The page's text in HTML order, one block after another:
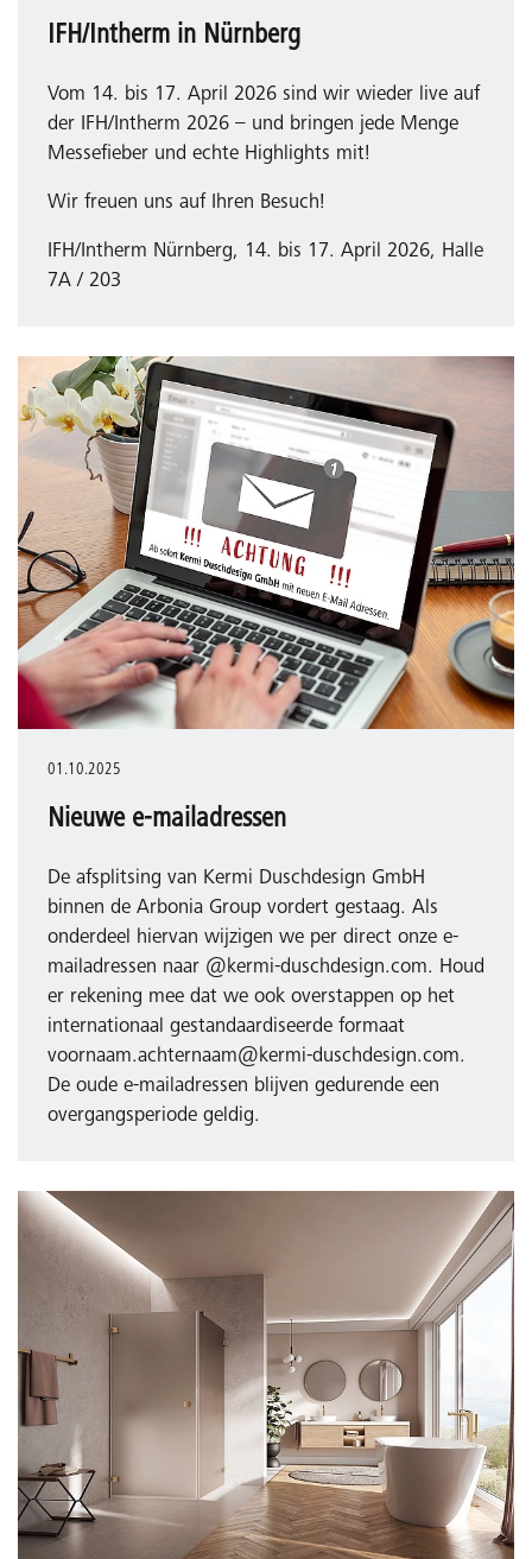
IFH/Intherm in Nürnberg
Vom 14. bis 17. April 2026 sind wir wieder live auf
der IFH/Intherm 2026 – und bringen jede Menge
Messefieber und echte Highlights mit!
Wir freuen uns auf Ihren Besuch!
IFH/Intherm Nürnberg, 14. bis 17. April 2026, Halle
7A / 203
01.10.2025
Nieuwe e-mailadressen
De afsplitsing van Kermi Duschdesign GmbH
binnen de Arbonia Group vordert gestaag. Als
onderdeel hiervan wijzigen we per direct onze e-
mailadressen naar @kermi-duschdesign.com. Houd
er rekening mee dat we ook overstappen op het
internationaal gestandaardiseerde formaat
voornaam.achternaam@kermi-duschdesign.com.
De oude e-mailadressen blijven gedurende een
overgangsperiode geldig.